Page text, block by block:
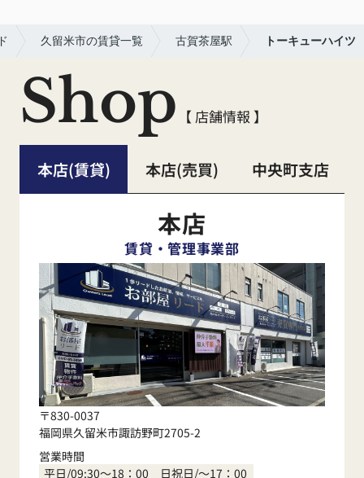
久留米市の賃貸一覧 古賀茶屋駅 トーキューハイツ
Shop 【 店舗情報 】
本店(賃貸) 本店(売買) 中央町支店
本店
賃貸・管理事業部
〒830-0037
福岡県久留米市諏訪野町2705-2
営業時間
平日/09:30～18：00 日祝日/～17：00